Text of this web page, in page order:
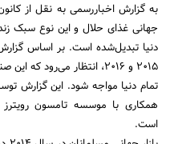
به گزارش اخباررسمی به نقل از
جهانی غذای حلال و این نوع سبک
دنیا تبدیل‌شده است. بر اساس
تمام دنیا مواجه شود. این گزارش
همکاری با موسسه تامسون رویترز
است.